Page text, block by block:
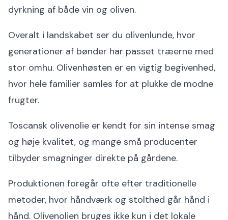
dyrkning af både vin og oliven.
Overalt i landskabet ser du olivenlunde, hvor
generationer af bønder har passet træerne med
stor omhu. Olivenhøsten er en vigtig begivenhed,
hvor hele familier samles for at plukke de modne
frugter.
Toscansk olivenolie er kendt for sin intense smag
og høje kvalitet, og mange små producenter
tilbyder smagninger direkte på gårdene.
Produktionen foregår ofte efter traditionelle
metoder, hvor håndværk og stolthed går hånd i
hånd. Olivenolien bruges ikke kun i det lokale